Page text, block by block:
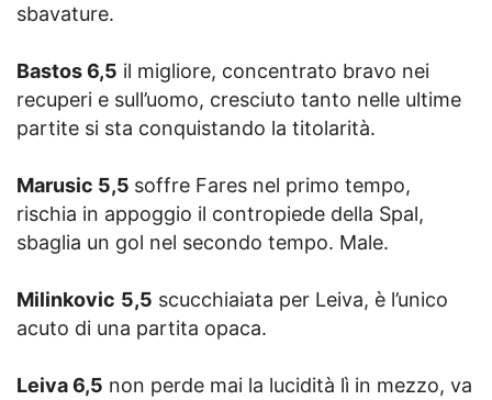
sbavature.
Bastos 6,5 il migliore, concentrato bravo nei
recuperi e sull’uomo, cresciuto tanto nelle ultime
partite si sta conquistando la titolarità.
Marusic 5,5 soffre Fares nel primo tempo,
rischia in appoggio il contropiede della Spal,
sbaglia un gol nel secondo tempo. Male.
Milinkovic 5,5 scucchiaiata per Leiva, è l’unico
acuto di una partita opaca.
Leiva 6,5 non perde mai la lucidità lì in mezzo, va